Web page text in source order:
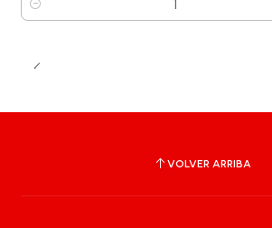
Cantidad
VOLVER ARRIBA